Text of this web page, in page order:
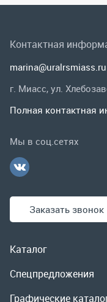
Спецпредложения
Гарантии и возврат
Заказать звонок